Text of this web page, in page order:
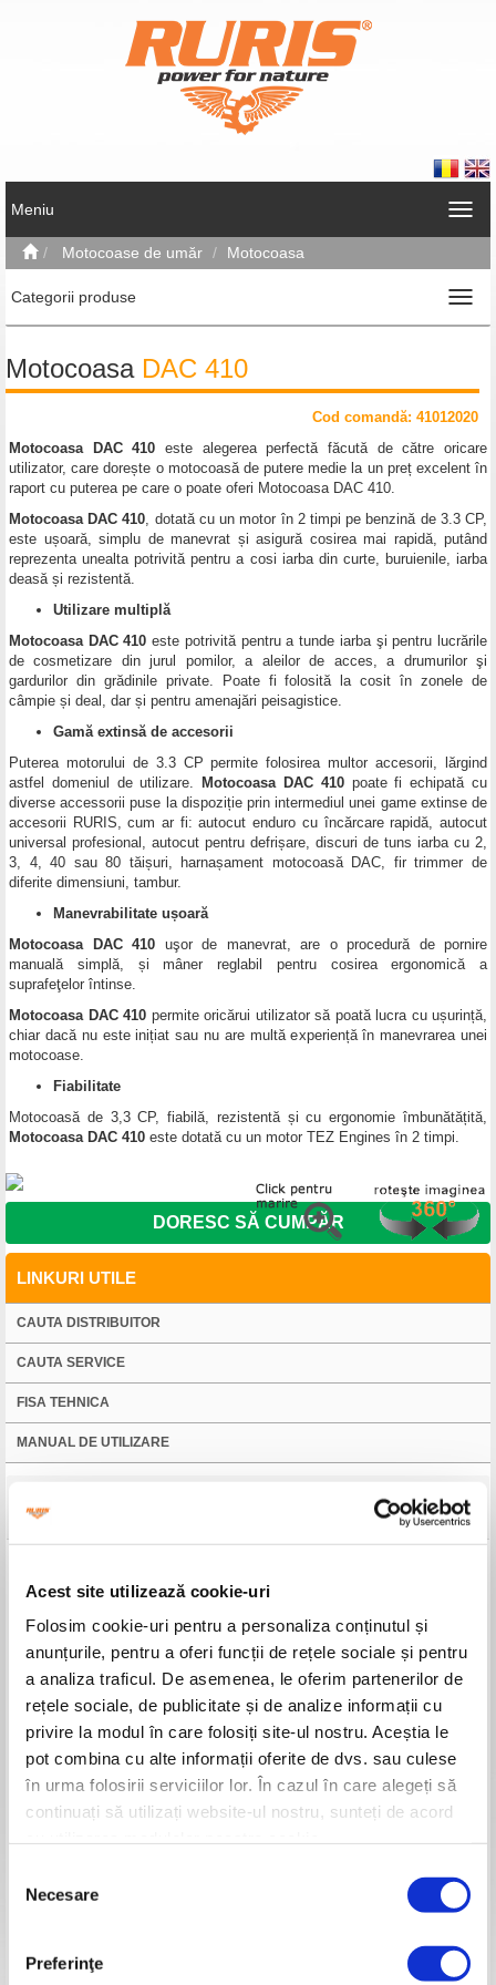
Acest site utilizează cookie-uri
Folosim cookie-uri pentru a personaliza conținutul și
anunțurile, pentru a oferi funcții de rețele sociale și pentru
a analiza traficul. De asemenea, le oferim partenerilor de
rețele sociale, de publicitate și de analize informații cu
privire la modul în care folosiți site-ul nostru. Aceștia le
pot combina cu alte informații oferite de dvs. sau culese
în urma folosirii serviciilor lor. În cazul în care alegeți să
continuați să utilizați website-ul nostru, sunteți de acord
consimțământului
Necesare
Preferinţe
Meniu
Motocoase de umăr Motocoasa
Categorii produse
MotocoasaDAC 410
Cod comandă: 41012020
Motocoasa DAC 410 este alegerea perfectă făcută de către oricare
utilizator, care dorește o motocoasă de putere medie la un preț excelent în
raport cu puterea pe care o poate oferi Motocoasa DAC 410.
Motocoasa DAC 410, dotată cu un motor în 2 timpi pe benzină de 3.3 CP,
este ușoară, simplu de manevrat și asigură cosirea mai rapidă, putând
reprezenta unealta potrivită pentru a cosi iarba din curte, buruienile, iarba
deasă și rezistentă.
Utilizare multiplă
Motocoasa DAC 410este potrivită pentru a tunde iarba şi pentru lucrările
de cosmetizare din jurul pomilor, a aleilor de acces, a drumurilor şi
gardurilor din grădinile private. Poate fi folosită la cosit în zonele de
câmpie și deal, dar și pentru amenajări peisagistice.
Gamă extinsă de accesorii
Puterea motorului de 3.3 CP permite folosirea multor accesorii, lărgind
astfel domeniul de utilizare.
Motocoasa DAC 410 poate fi echipată cu
diverse accessorii puse la dispoziție prin intermediul unei game extinse de
accesorii RURIS, cum ar fi: autocut enduro cu încărcare rapidă, autocut
universal profesional, autocut pentru defrișare, discuri de tuns iarba cu 2,
3, 4, 40 sau 80 tăișuri, harnașament motocoasă DAC, fir trimmer de
diferite dimensiuni, tambur.
Manevrabilitate ușoară
Motocoasa DAC 410 uşor de manevrat, are o procedură de pornire
manuală simplă, și mâner reglabil pentru cosirea ergonomică a
suprafeţelor întinse.
Motocoasa DAC 410 permite oricărui utilizator să poată lucra cu ușurință,
chiar dacă nu este inițiat sau nu are multă experiență în manevrarea unei
motocoase.
Fiabilitate
Motocoasă de 3,3 CP, fiabilă, rezistentă și cu ergonomie îmbunătățită,
Motocoasa DAC 410 este dotată cu un motor TEZ Engines în 2 timpi.
DORESC SĂ CUMPĂR
LINKURI UTILE
CAUTA DISTRIBUITOR
CAUTA SERVICE
FISA TEHNICA
MANUAL DE UTILIZARE
Detalii tehnice
Motor
Putere motor
Capacitate cilindrică
57 cc
Sistem de aprindere
Electronic
Combustibil
Amestec carburant
Capacitate rezervor
1200 ml
Consum mediu carb.
0.25l/kWh
Amestec carburant
25 ml ulei/ litru de benzină
Mânere
Ergonomice – 2 segmente
Suport mânere
Fără dotare
Vibrații mâner dreapta
2.41 m/s²
2.42 m/s²
Rază medie de tăiere
2100 mm
Diametru tub tijă
28 mm